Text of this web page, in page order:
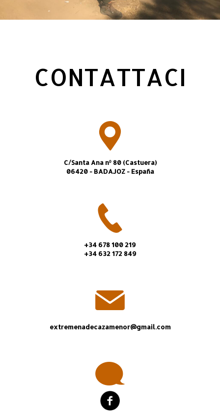
CONTATTACI
C/Santa Ana nº 80 (Castuera)
06420 - BADAJOZ - España
+34 678 100 219
+34 632 172 849
extremenadecazamenor@gmail.com